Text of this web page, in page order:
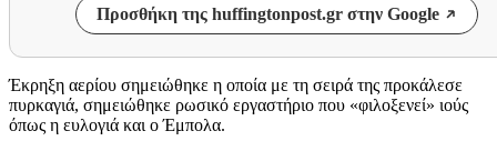
Προσθήκη της huffingtonpost.gr στην Google
Έκρηξη αερίου σημειώθηκε η οποία με τη σειρά της προκάλεσε
πυρκαγιά, σημειώθηκε ρωσικό εργαστήριο που «φιλοξενεί» ιούς
όπως η ευλογιά και ο Έμπολα.